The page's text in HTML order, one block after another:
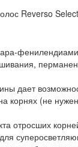
дает
корнях (не
отросших